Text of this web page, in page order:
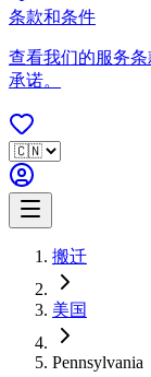
条款和条件
查看我们的服务
承诺。
搬迁
美国
Pennsylvania